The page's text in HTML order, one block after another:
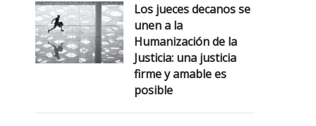
Los jueces decanos se
unen a la
Humanización de la
Justicia: una justicia
firme y amable es
posible